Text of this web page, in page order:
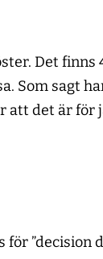
Det
Som sagt
att det är för
”decision